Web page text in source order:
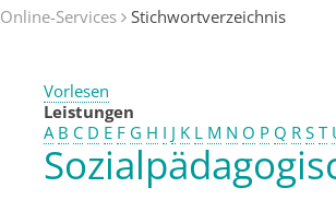
Online-Services Stichwortverzeichnis
Vorlesen
Leistungen
A B C D E F G H I J K L M N O P Q R S T